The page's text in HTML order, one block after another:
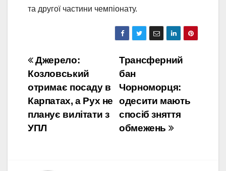
та другої частини чемпіонату.
Навігація
записів
Трансферний
бан
Чорноморця:
одесити мають
спосіб зняття
обмежень
Джерело:
Козловський
отримає посаду в
Карпатах, а Рух не
планує вилітати з
УПЛ